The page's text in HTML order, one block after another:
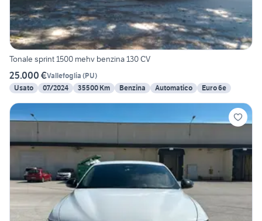
Tonale sprint 1500 mehv benzina 130 CV
25.000 €Vallefoglia (PU)
Usato
07/2024 35500 Km Benzina Automatico Euro 6e